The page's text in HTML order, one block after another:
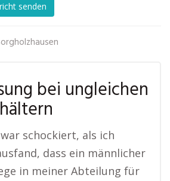
senden
bei ungleichen
war schockiert, als ich
dass ein männlicher
in meiner Abteilung für